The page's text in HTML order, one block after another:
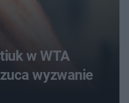
w WTA
wyzwanie